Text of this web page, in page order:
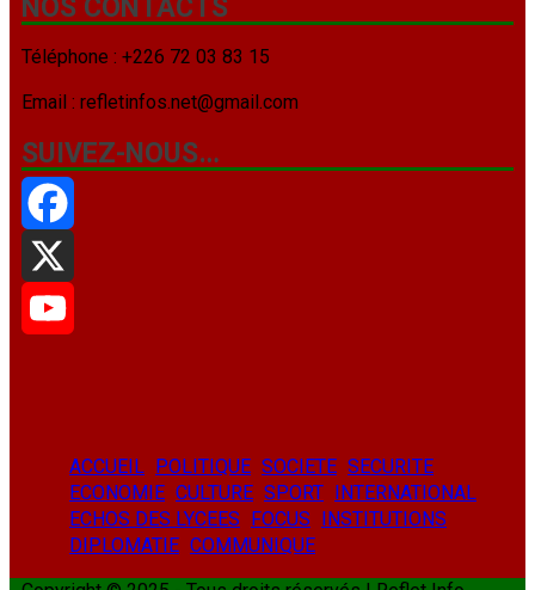
NOS CONTACTS
Téléphone : +226 72 03 83 15
Email : refletinfos.net@gmail.com
SUIVEZ-NOUS…
Facebook
X
ACCUEIL POLITIQUE SOCIETE SECURITE
ECONOMIE CULTURE SPORT INTERNATIONAL
ECHOS DES LYCEES FOCUS INSTITUTIONS
DIPLOMATIE COMMUNIQUE